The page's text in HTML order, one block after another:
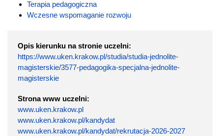
Terapia pedagogiczna
Wczesne wspomaganie rozwoju
Opis kierunku na stronie uczelni:
https://www.uken.krakow.pl/studia/studia-jednolite-
magisterskie/3577-pedagogika-specjalna-jednolite-
magisterskie
Strona www uczelni:
www.uken.krakow.pl
www.uken.krakow.pl/kandydat
www.uken.krakow.pl/kandydat/rekrutacja-2026-2027